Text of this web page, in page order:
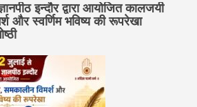
इन्दौर द्वारा आयोजित कालजयी
और स्वर्णिम भविष्य की रूपरेखा